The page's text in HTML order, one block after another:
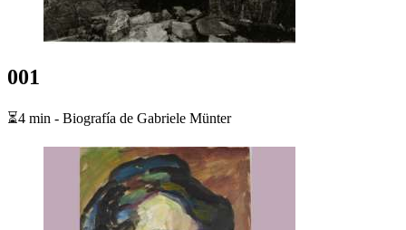
001
⏳4 min - Biografía de Gabriele Münter